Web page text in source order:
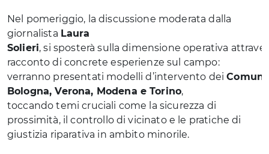
Nel pomeriggio, la discussione moderata dalla
giornalista Laura
Solieri, si sposterà sulla dimensione operativa
racconto di concrete esperienze sul campo:
verranno presentati modelli d’intervento dei
Bologna, Verona, Modena e Torino,
toccando temi cruciali come la sicurezza di
prossimità, il controllo di vicinato e le pratiche di
giustizia riparativa in ambito minorile.